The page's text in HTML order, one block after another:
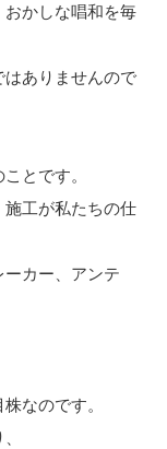
かしな唱和を毎
ありませんので
とです。
工が私たちの仕
カー、アンテ
なのです。